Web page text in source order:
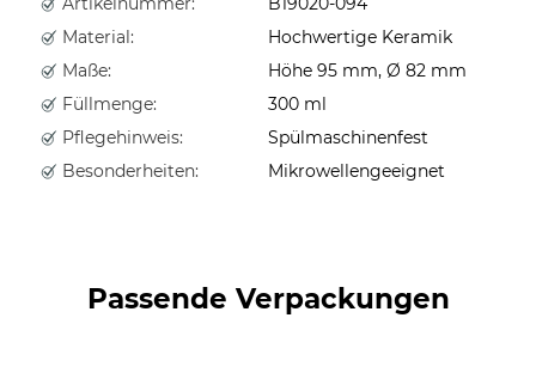
Material:
Hochwertige Keramik
Maße:
Höhe 95 mm, Ø 82 mm
Füllmenge:
300 ml
Pflegehinweis:
Spülmaschinenfest
Besonderheiten:
Mikrowellengeeignet
Passende Verpackungen